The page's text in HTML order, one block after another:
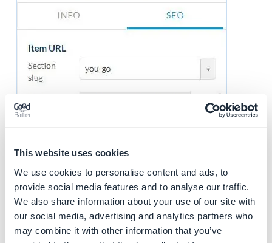
This website uses cookies
We use cookies to personalise content and ads, to
provide social media features and to analyse our traffic.
We also share information about your use of our site with
our social media, advertising and analytics partners who
may combine it with other information that you’ve